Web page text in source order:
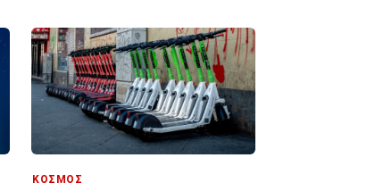
ΚΟΣΜΟΣ